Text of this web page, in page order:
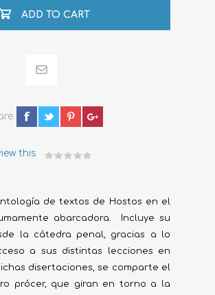
ADD TO CART
this
de textos de Hostos en el
abarcadora. Incluye su
la cátedra penal, gracias a lo
a sus distintas lecciones en
disertaciones, se comparte el
prócer, que giran en torno a la